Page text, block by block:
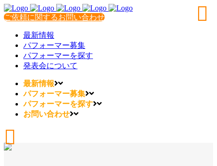
ご依頼に関するお問い合わせ
最新情報
パフォーマー募集
パフォーマーを探す
発表会について
最新情報
パフォーマー募集
パフォーマーを探す
お問い合わせ